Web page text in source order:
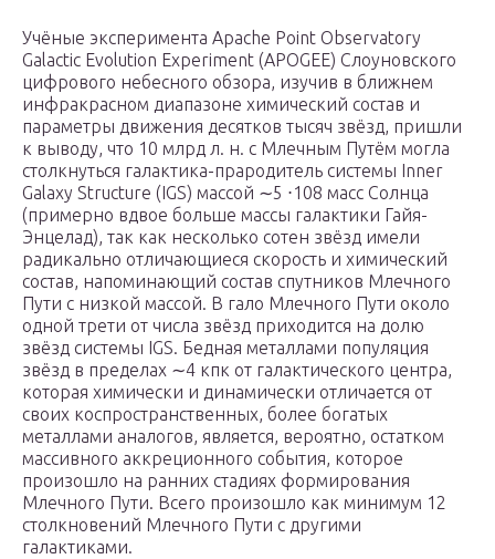
Учёные эксперимента Apache Point Observatory
Galactic Evolution Experiment (APOGEE) Слоуновского
цифрового небесного обзора, изучив в ближнем
инфракрасном диапазоне химический состав и
параметры движения десятков тысяч звёзд, пришли
к выводу, что 10 млрд л. н. с Млечным Путём могла
столкнуться галактика-прародитель системы Inner
Galaxy Structure (IGS) массой ∼5 ⋅108 масс Солнца
(примерно вдвое больше массы галактики Гайя-
Энцелад), так как несколько сотен звёзд имели
радикально отличающиеся скорость и химический
состав, напоминающий состав спутников Млечного
Пути с низкой массой. В гало Млечного Пути около
одной трети от числа звёзд приходится на долю
звёзд системы IGS. Бедная металлами популяция
звёзд в пределах ∼4 кпк от галактического центра,
которая химически и динамически отличается от
своих коспространственных, более богатых
металлами аналогов, является, вероятно, остатком
массивного аккреционного события, которое
произошло на ранних стадиях формирования
Млечного Пути. Всего произошло как минимум 12
столкновений Млечного Пути с другими
галактиками.